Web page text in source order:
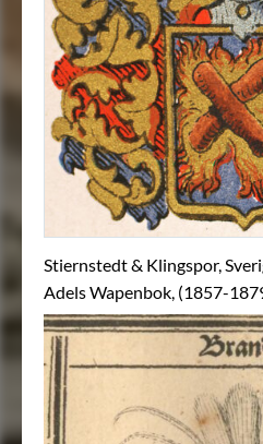
Stiernstedt & Klingspor,
Adels Wapenbok, (1857-